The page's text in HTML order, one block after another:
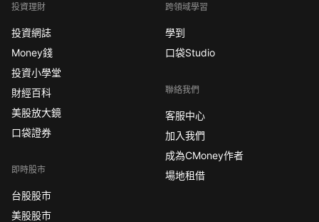
投資理財
投資網誌
Money錢
投資小學堂
財經百科
美股放大鏡
口袋證券
即時股市
台股股市
美股股市
跨領域學習
學到
口袋Studio
聯絡我們
客服中心
加入我們
成為CMoney作者
場地租借